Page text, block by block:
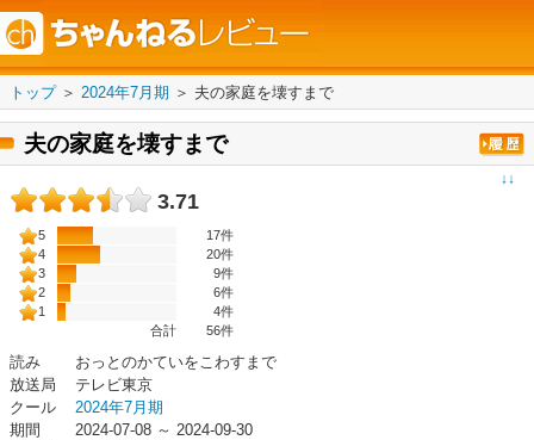
トップ＞ 2024年7月期 ＞ 夫の家庭を壊すまで
夫の家庭を壊すまで
↓↓
3.71
5
17件
4
20件
3
9件
2
6件
1
4件
合計
56件
読み
おっとのかていをこわすまで
放送局
テレビ東京
クール
2024年7月期
期間
2024-07-08 ～ 2024-09-30